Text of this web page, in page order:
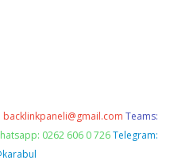
backlinkpaneli@gmail.com Teams:
0262 606 0 726 Telegram: